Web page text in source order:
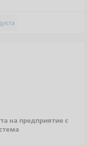
на предприятие с